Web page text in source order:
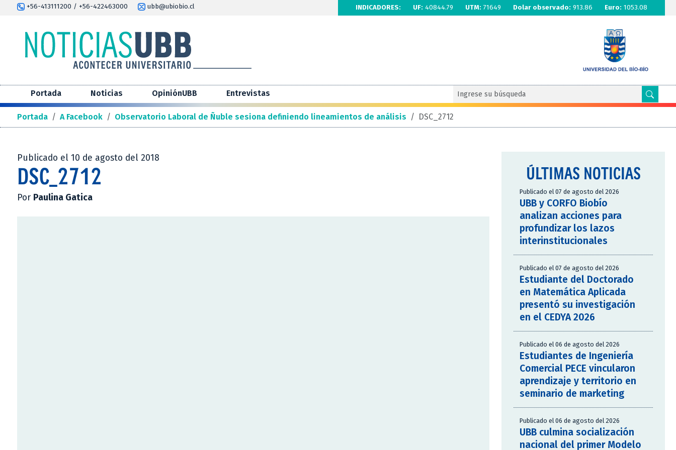
+56-413111200 / +56-422463000 ubb@ubiobio.cl INDICADORES: UF: 40844.79 UTM: 71649 Dolar observado: 913.86 Euro: 1053.08
Portada Noticias OpiniónUBB Entrevistas
Portada / A Facebook / Observatorio Laboral de Ñuble sesiona definiendo lineamientos de análisis / DSC_2712
Publicado el 10 de agosto del 2018
DSC_2712
Por Paulina Gatica
ÚLTIMAS NOTICIAS
Publicado el 07 de agosto del 2026
UBB y CORFO Biobío
analizan acciones para
profundizar los lazos
interinstitucionales
Publicado el 07 de agosto del 2026
Estudiante del Doctorado
en Matemática Aplicada
presentó su investigación
en el CEDYA 2026
Publicado el 06 de agosto del 2026
Estudiantes de Ingeniería
Comercial PECE vincularon
aprendizaje y territorio en
seminario de marketing
Publicado el 06 de agosto del 2026
UBB culmina socialización
nacional del primer Modelo